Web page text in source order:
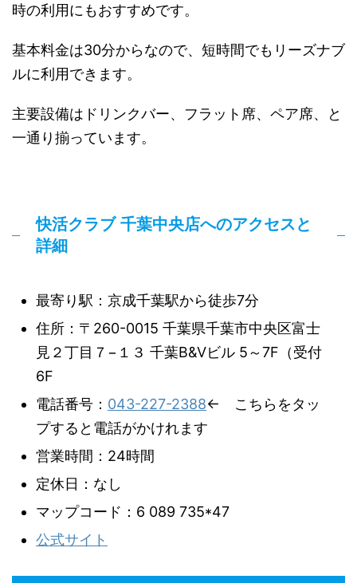
時の利用にもおすすめです。
基本料金は30分からなので、短時間でもリーズナブ
ルに利用できます。
主要設備はドリンクバー、フラット席、ペア席、と
一通り揃っています。
快活クラブ 千葉中央店へのアクセスと
詳細
最寄り駅：京成千葉駅から徒歩7分
住所：〒260-0015 千葉県千葉市中央区富士
見２丁目７−１３ 千葉B&Vビル 5～7F（受付
6F
電話番号： 043-227-2388← こちらをタッ
プすると電話がかけれます
営業時間：24時間
定休日：なし
マップコード：6 089 735*47
公式サイト